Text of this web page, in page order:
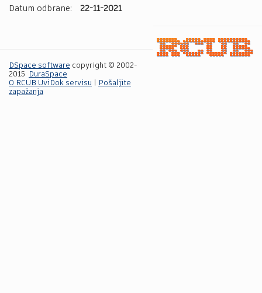
Datum odbrane: 22-11-2021
DSpace software copyright © 2002-
2015
DuraSpace
O RCUB UviDok servisu
Pošaljite
zapažanja